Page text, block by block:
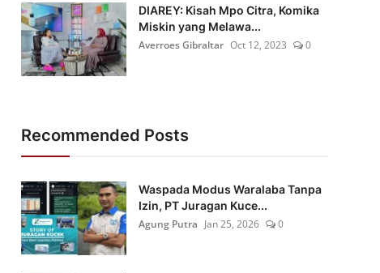
DIAREY: Kisah Mpo Citra, Komika
Miskin yang Melawa...
Averroes Gibraltar Oct 12, 2023 0
Recommended Posts
Waspada Modus Waralaba Tanpa
Izin, PT Juragan Kuce...
Agung Putra Jan 25, 2026 0